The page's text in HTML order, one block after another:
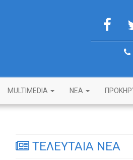
MULTIMEDIA NEA
ΤΕΛΕΥΤΑΙΑ ΝΕΑ